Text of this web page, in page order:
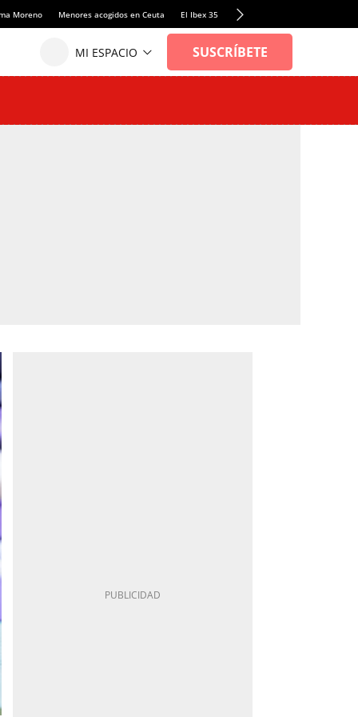
Moreno Menores acogidos en Ceuta El Ibex 35 Llamadas de alerta Sánchez